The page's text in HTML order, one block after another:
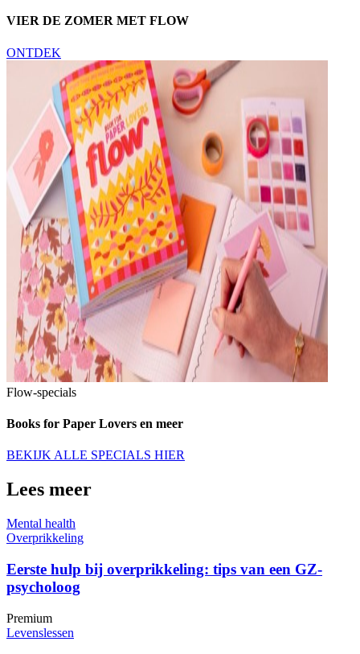
VIER DE ZOMER MET FLOW
ONTDEK
Flow-specials
Books for Paper Lovers en meer
BEKIJK ALLE SPECIALS HIER
Lees meer
Mental health
Overprikkeling
Eerste hulp bij overprikkeling: tips van een GZ-
psycholoog
Premium
Levenslessen